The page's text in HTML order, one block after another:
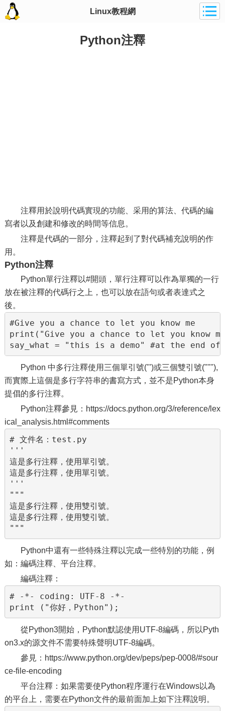
Linux教程網
Python注釋
注釋用於說明代碼實現的功能、采用的算法、代碼的編
寫者以及創建和修改的時間等信息。
注釋是代碼的一部分，注釋起到了對代碼補充說明的作
用。
Python注釋
Python單行注釋以#開頭，單行注釋可以作為單獨的一行
放在被注釋的代碼行之上，也可以放在語句或者表達式之
後。
#Give you a chance to let you know me
print("Give you a chance to let you know
say_what = "this is a demo" #at the end
Python 中多行注釋使用三個單引號(''')或三個雙引號("""),
而實際上這個是多行字符串的書寫方式，並不是Python本身
提倡的多行注釋。
Python注釋參見：https://docs.python.org/3/reference/lex
ical_analysis.html#comments
# 文件名：test.py
'''
這是多行注釋，使用單引號。
這是多行注釋，使用單引號。
'''
"""
這是多行注釋，使用雙引號。
這是多行注釋，使用雙引號。
"""
Python中還有一些特殊注釋以完成一些特別的功能，例
如：編碼注釋、平台注釋。
編碼注釋：
# -*- coding: UTF-8 -*-
print ("你好，Python");
從Python3開始，Python默認使用UTF-8編碼，所以Pyth
on3.x的源文件不需要特殊聲明UTF-8編碼。
參見：https://www.python.org/dev/peps/pep-0008/#sour
ce-file-encoding
平台注釋：如果需要使Python程序運行在Windows以為
的平台上，需要在Python文件的最前面加上如下注釋說明。